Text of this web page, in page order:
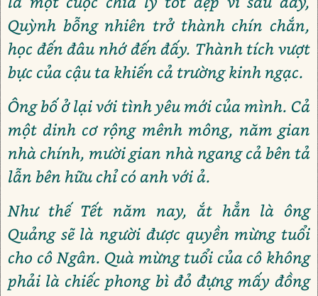
Quỳnh bỗng nhiên trở thành chín chắn,
học đến đâu nhớ đến đấy. Thành tích vượt
bực của cậu ta khiến cả trường kinh ngạc.
Ông bố ở lại với tình yêu mới của mình. Cả
một dinh cơ rộng mênh mông, năm gian
nhà chính, mười gian nhà ngang cả bên tả
lẫn bên hữu chỉ có anh với ả.
Như thế Tết năm nay, ắt hẳn là ông
Quảng sẽ là người được quyền mừng tuổi
cho cô Ngân. Quà mừng tuổi của cô không
phải là chiếc phong bì đỏ đựng mấy đồng